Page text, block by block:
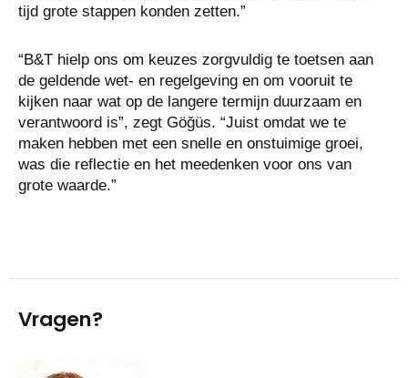
tijd grote stappen konden zetten.”
“B&T hielp ons om keuzes zorgvuldig te toetsen aan
de geldende wet- en regelgeving en om vooruit te
kijken naar wat op de langere termijn duurzaam en
verantwoord is”, zegt Göğüs. “Juist omdat we te
maken hebben met een snelle en onstuimige groei,
was die reflectie en het meedenken voor ons van
grote waarde.”
Vragen?